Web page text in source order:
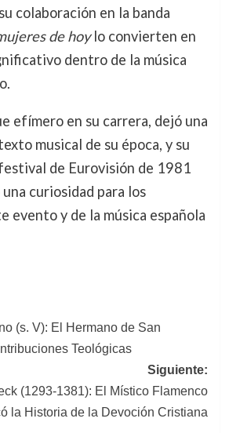
colaboración en la banda
de hoylo convierten en
dentro de la música
efímero en su carrera, dejó una
musical de su época, y su
de Eurovisión de 1981
curiosidad para los
evento y de la música española
(s. V): El Hermano de San
Teológicas
Siguiente:
(1293-1381): El Místico Flamenco
la Historia de la Devoción Cristiana